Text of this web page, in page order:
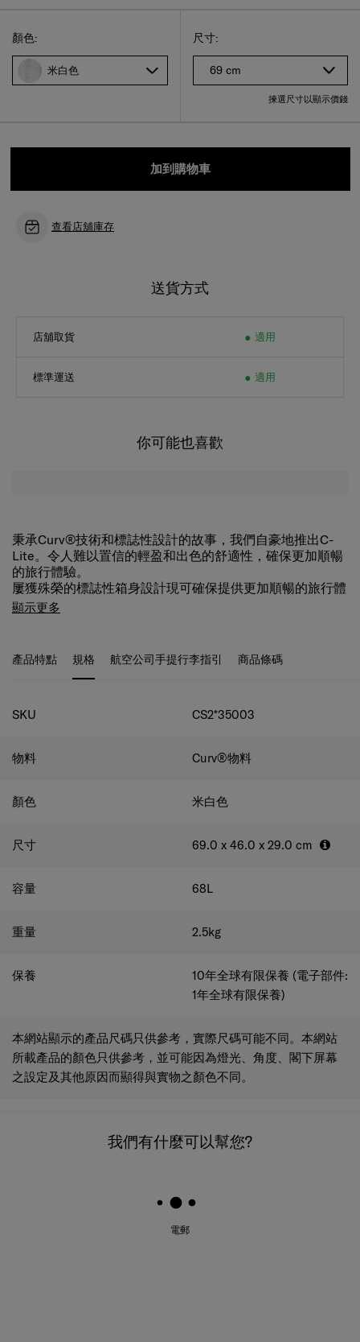
選擇尺碼
Select
尺寸:
69 cm
揀選尺寸以顯示價錢
Select
顏色:
米白色
加到購物車
查看店舖庫存
送貨方式
店舖取貨 適用
標準運送 適用
你可能也喜歡
秉承Curv®技術和標誌性設計的故事，我們自豪地推出C-
Lite。令人難以置信的輕盈和出色的舒適性，確保更加順暢
的旅行體驗。
屢獲殊榮的標誌性箱身設計現可確保提供更加順暢的旅行體
驗。 加長的雙拉捍和雙滑輪確保了極高的機動性和易用
顯示更多
產品特點 規格 航空公司手提行李指引 商品條碼
規格
SKU CS2*35003
物料 Curv®物料
顏色 米白色
尺寸 69.0 x 46.0 x 29.0 cm
容量 68L
重量 2.5kg
保養
10年全球有限保養 (電子部件:
1年全球有限保養)
本網站顯示的產品尺碼只供參考，實際尺碼可能不同。本網站
所載產品的顏色只供參考，並可能因為燈光、角度、閣下屏幕
之設定及其他原因而顯得與實物之顏色不同。
我們有什麼可以幫您?
電郵